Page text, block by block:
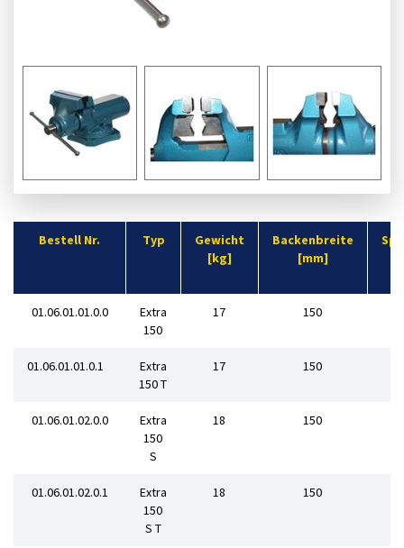
Bestell Nr. Typ
Gewicht
[kg]
Backenbreite
[mm]
01.06.01.01.0.0
Extra
150
17 150
01.06.01.01.0.1
Extra
150 T
17 150
01.06.01.02.0.0
Extra
150
S
18 150
01.06.01.02.0.1
Extra
150
S T
18 150